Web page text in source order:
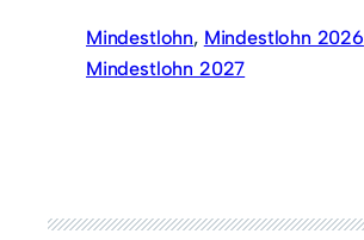
Mindestlohn, Mindestlohn 2026
Mindestlohn 2027